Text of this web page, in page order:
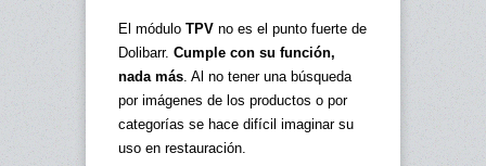
El módulo TPV no es el punto fuerte de
Dolibarr. Cumple con su función,
nada más . Al no tener una búsqueda
por imágenes de los productos o por
categorías se hace difícil imaginar su
uso en restauración.